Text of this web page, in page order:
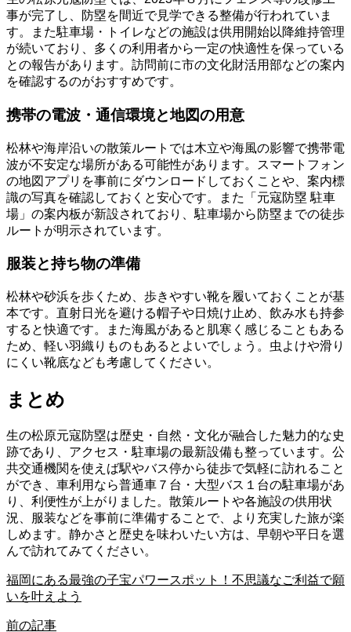
事が完了し、防塁を間近で見学できる整備が行われていま
す。また駐車場・トイレなどの施設は供用開始以降維持管理
が続いており、多くの利用者から一定の快適性を保っている
との報告があります。訪問前に市の文化財活用部などの案内
を確認するのがおすすめです。
携帯の電波・通信環境と地図の用意
松林や海岸沿いの散策ルートでは木立や海風の影響で携帯電
波が不安定な場所がある可能性があります。スマートフォン
の地図アプリを事前にダウンロードしておくことや、案内標
識の写真を確認しておくと安心です。また「元寇防塁 駐車
場」の案内板が新設されており、駐車場から防塁までの徒歩
ルートが明示されています。
服装と持ち物の準備
松林や砂浜を歩くため、歩きやすい靴を履いておくことが基
本です。直射日光を避ける帽子や日焼け止め、飲み水も持参
すると快適です。また海風があると肌寒く感じることもある
ため、軽い羽織りものもあるとよいでしょう。虫よけや滑り
にくい靴底なども考慮してください。
まとめ
生の松原元寇防塁は歴史・自然・文化が融合した魅力的な史
跡であり、アクセス・駐車場の最新設備も整っています。公
共交通機関を使えば駅やバス停から徒歩で気軽に訪れること
ができ、車利用なら普通車７台・大型バス１台の駐車場があ
り、利便性が上がりました。散策ルートや各施設の供用状
況、服装などを事前に準備することで、より充実した旅が楽
しめます。静かさと歴史を味わいたい方は、早朝や平日を選
んで訪れてみてください。
福岡にある最強の子宝パワースポット！不思議なご利益で願
いを叶えよう
前の記事